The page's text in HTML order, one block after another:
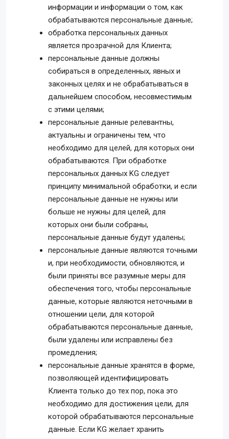
информации и информации о том, как
обрабатываются персональные данные;
обработка персональных данных
является прозрачной для Клиента;
персональные данные должны
собираться в определенных, явных и
законных целях и не обрабатываться в
дальнейшем способом, несовместимым
с этими целями;
персональные данные релевантны,
актуальны и ограничены тем, что
необходимо для целей, для которых они
обрабатываются. При обработке
персональных данных KG следует
принципу минимальной обработки, и если
персональные данные не нужны или
больше не нужны для целей, для
которых они были собраны,
персональные данные будут удалены;
персональные данные являются точными
и, при необходимости, обновляются, и
были приняты все разумные меры для
обеспечения того, чтобы персональные
данные, которые являются неточными в
отношении цели, для которой
обрабатываются персональные данные,
были удалены или исправлены без
промедления;
персональные данные хранятся в форме,
позволяющей идентифицировать
Клиента только до тех пор, пока это
необходимо для достижения цели, для
которой обрабатываются персональные
данные. Если KG желает хранить